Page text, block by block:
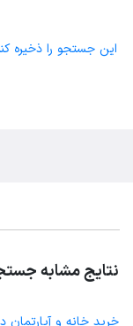
این جستجو را ذخیره
نتایج مشابه
خرید خانه و آپارتمان